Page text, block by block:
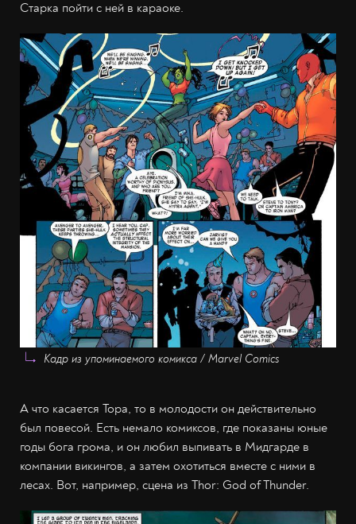
Старка пойти с ней в караоке.
Кадр из упоминаемого комикса / Marvel Comics
А что касается Тора, то в молодости он действительно
был повесой. Есть немало комиксов, где показаны юные
годы бога грома, и он любил выпивать в Мидгарде в
компании викингов, а затем охотиться вместе с ними в
лесах. Вот, например, сцена из Thor: God of Thunder.